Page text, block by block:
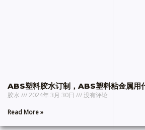
ABS塑料胶水订制，ABS塑料粘金属用
胶水 2024年 3月 30日
没有评论
Read More »